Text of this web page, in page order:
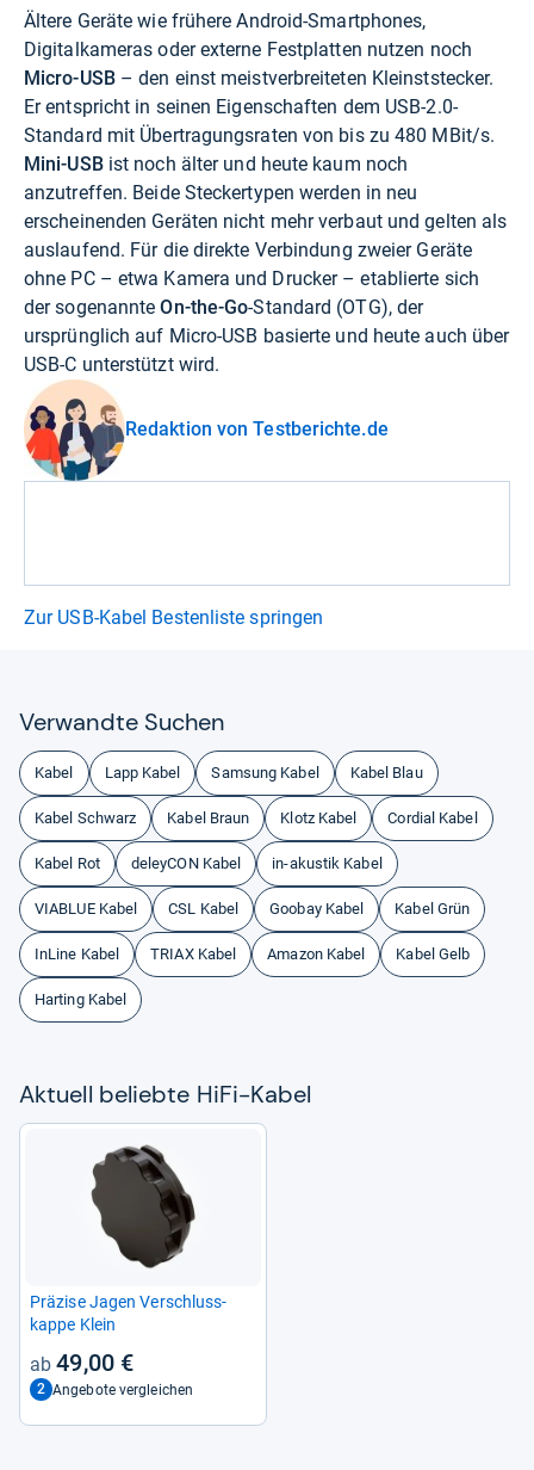
Ältere Geräte wie frühere Android-Smartphones,
Digitalkameras oder externe Festplatten nutzen noch
Micro-USB– den einst meistverbreiteten Kleinststecker.
Er entspricht in seinen Eigenschaften dem USB-2.0-
Standard mit Übertragungsraten von bis zu 480 MBit/s.
Mini-USBist noch älter und heute kaum noch
anzutreffen. Beide Steckertypen werden in neu
erscheinenden Geräten nicht mehr verbaut und gelten als
auslaufend. Für die direkte Verbindung zweier Geräte
ohne PC – etwa Kamera und Drucker – etablierte sich
der sogenannteOn-the-Go-Standard (OTG), der
ursprünglich auf Micro-USB basierte und heute auch über
USB-C unterstützt wird.
Redaktion von Testberichte.de
Zur USB-Kabel Bestenliste springen
Ver­wandte Suchen
Kabel Lapp Kabel Samsung Kabel Kabel Blau
Kabel Schwarz Kabel Braun Klotz Kabel Cordial Kabel
Kabel Rot deleyCON Kabel in-akustik Kabel
VIABLUE Kabel CSL Kabel Goobay Kabel Kabel Grün
InLine Kabel TRIAX Kabel Amazon Kabel Kabel Gelb
Harting Kabel
Aktu­ell beliebte HiFi-​Kabel
Prä­zise Jagen Ver­schluss­
kappe Klein
49,00 €
2 Angebote vergleichen